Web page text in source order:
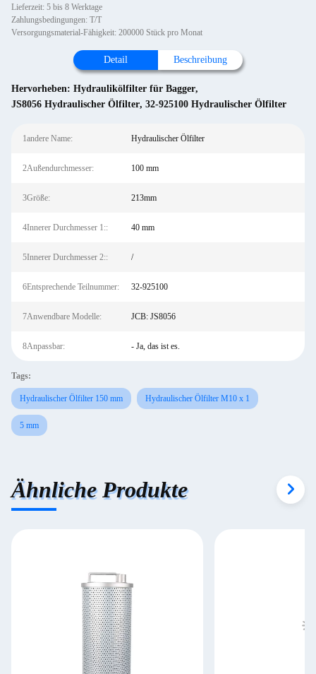
Lieferzeit: 5 bis 8 Werktage
Zahlungsbedingungen: T/T
Versorgungsmaterial-Fähigkeit: 200000 Stück pro Monat
Detail Beschreibung
Hervorheben: Hydraulikölfilter für Bagger,
JS8056 Hydraulischer Ölfilter, 32-925100 Hydraulischer Ölfilter
1andere Name: Hydraulischer Ölfilter
2Außendurchmesser: 100 mm
3Größe: 213mm
4Innerer Durchmesser 1:: 40 mm
5Innerer Durchmesser 2:: /
6Entsprechende Teilnummer: 32-925100
7Anwendbare Modelle: JCB: JS8056
8Anpassbar: - Ja, das ist es.
Tags:
Hydraulischer Ölfilter 150 mm Hydraulischer Ölfilter M10 x 1
5 mm
Ähnliche Produkte